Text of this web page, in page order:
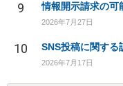
9 情報開示請求の可
2026年7月27日
10 SNS投稿に関する
2026年7月17日